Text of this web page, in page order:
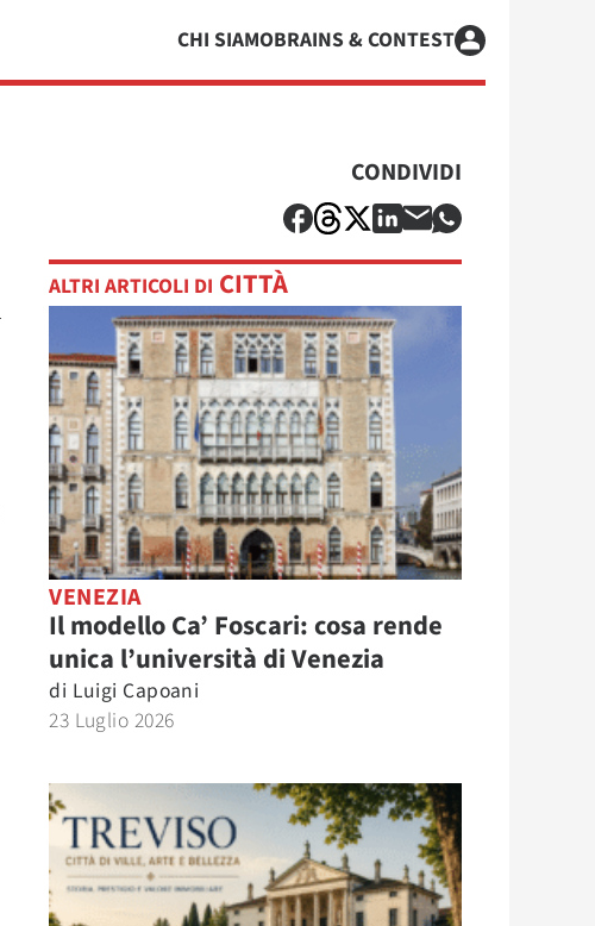
CHI SIAMOBRAINS & CONTEST
CONDIVIDI
ALTRI ARTICOLI DI CITTÀ
VENEZIA
Il modello Ca’ Foscari: cosa rende
unica l’università di Venezia
di Luigi Capoani
23 Luglio 2026